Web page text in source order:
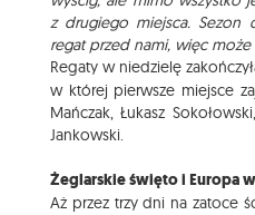
z drugiego miejsca. Sezon
regat przed nami, więc
Regaty w niedzielę
w której pierwsze miejsce
Mańczak, Łukasz
Jankowski.
Żeglarskie święto i Europa
Aż przez trzy dni na zatoce